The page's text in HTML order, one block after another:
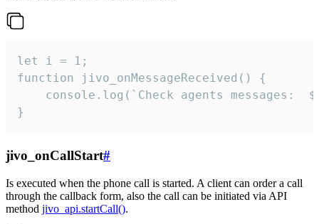
let i = 1;
function jivo_onMessageReceived() {
}
jivo_onCallStart#
Is executed when the phone call is started. A client can order a call
through the callback form, also the call can be initiated via API
method jivo_api.startCall().